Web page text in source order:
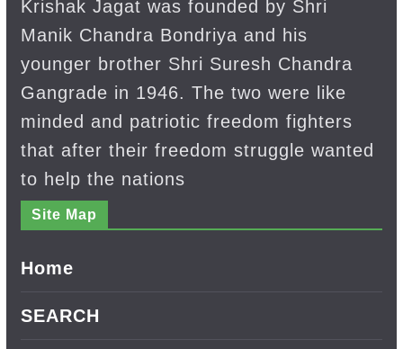
Krishak Jagat was founded by Shri
Manik Chandra Bondriya and his
younger brother Shri Suresh Chandra
Gangrade in 1946. The two were like
minded and patriotic freedom fighters
that after their freedom struggle wanted
to help the nations
Site Map
Home
SEARCH